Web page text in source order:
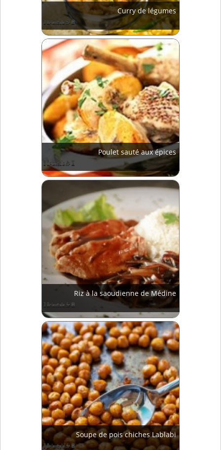
Curry de légumes
Poulet sauté aux épices
Riz à la saoudienne de Médine
Soupe de pois chiches Lablabi